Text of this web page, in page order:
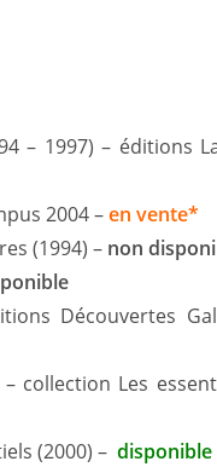
– 1997) – éditions
2004 –en vente*
(1994) – non
Découvertes
collection Les
(2000) – disponible